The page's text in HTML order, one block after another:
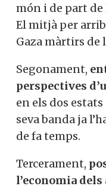
món i de part
El mitjà per
Gaza màrtirs de
Segonament,
perspectives
en els dos
seva banda ja
de fa temps.
Tercerament,
l’economia